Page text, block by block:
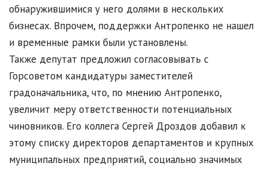
обнаружившимися у него долями в нескольких
бизнесах. Впрочем, поддержки Антропенко не нашел
и временные рамки были установлены.
Также депутат предложил согласовывать с
Горсоветом кандидатуры заместителей
градоначальника, что, по мнению Антропенко,
увеличит меру ответственности потенциальных
чиновников. Его коллега Сергей Дроздов добавил к
этому списку директоров департаментов и крупных
муниципальных предприятий, социально значимых